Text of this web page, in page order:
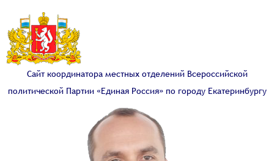
Сайт координатора местных отделений Всероссийской
политической Партии «Единая Россия» по городу Екатеринбургу